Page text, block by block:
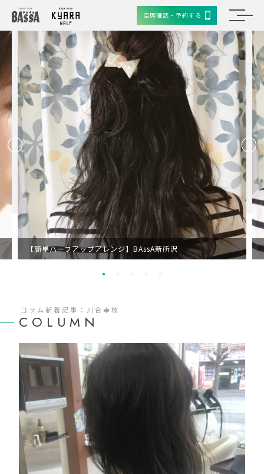
空席確認・予約する
【簡単ハーフアップアレンジ】BAssA新所沢
COLUMN
コラム新着記事：川合幸枝